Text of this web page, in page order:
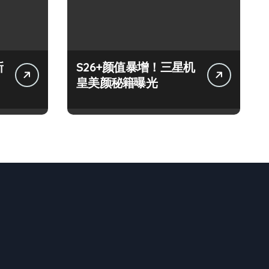
S26+颜值暴增！三星机
皇美颜秘籍曝光